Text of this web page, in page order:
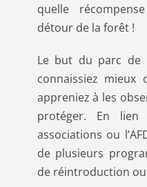
quelle
détour de la forêt !
Le but du parc de
connaissiez mieux
appreniez à les
protéger. En lien
associations ou
de plusieurs
de réintroduction ou